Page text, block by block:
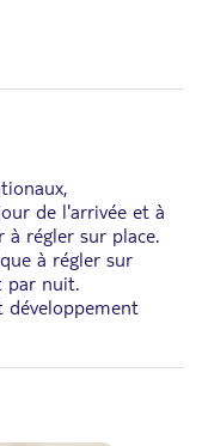
de l'arrivée et à
à régler sur place.
à régler sur
par nuit.
développement